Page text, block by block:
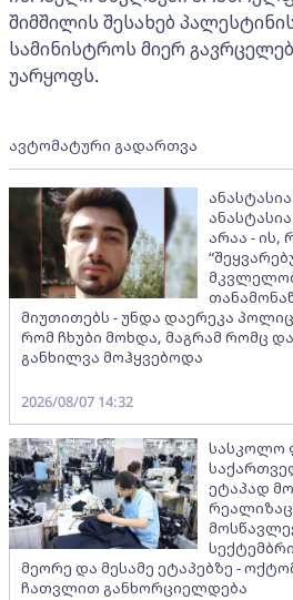
შიმშილის შესახებ
სამინისტროს მიერ
უარყოფს.
ავტომატური გადართვა
არაა - ის,
მიუთითებს - უნდა დაერეკა
რომ ჩხუბი მოხდა, მაგრამ რომც
განხილვა მოჰყვებოდა
2026/08/07 14:32
სასკოლო
ეტაპად
მეორე და მესამე ეტაპებზე -
ჩათვლით განხორციელდება